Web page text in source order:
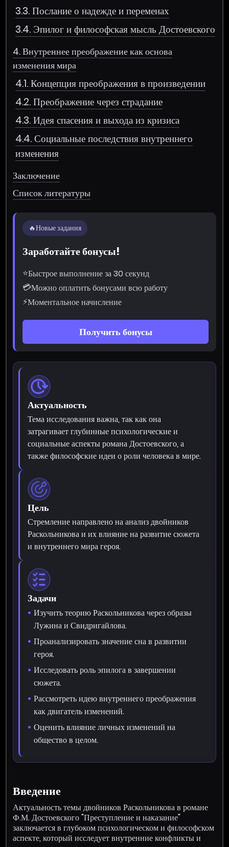
3.3. Послание о надежде и переменах
3.4. Эпилог и философская мысль Достоевского
4. Внутреннее преображение как основа
изменения мира
4.1. Концепция преображения в произведении
4.2. Преображение через страдание
4.3. Идея спасения и выхода из кризиса
4.4. Социальные последствия внутреннего
изменения
Заключение
Список литературы
🔥Новые задания
Заработайте бонусы!
⭐Быстрое выполнение за 30 секунд
💳Можно оплатить бонусами всю работу
⚡Моментальное начисление
Получить бонусы
Актуальность
Тема исследования важна, так как она
затрагивает глубинные психологические и
социальные аспекты романа Достоевского, а
также философские идеи о роли человека в мире.
Цель
Стремление направлено на анализ двойников
Раскольникова и их влияние на развитие сюжета
и внутреннего мира героя.
Задачи
Изучить теорию Раскольникова через образы
Лужина и Свидригайлова.
Проанализировать значение сна в развитии
героя.
Исследовать роль эпилога в завершении
сюжета.
Рассмотреть идею внутреннего преображения
как двигатель изменений.
Оценить влияние личных изменений на
общество в целом.
Введение
Актуальность темы двойников Раскольникова в романе
Ф.М. Достоевского "Преступление и наказание"
заключается в глубоком психологическом и философском
аспекте, который исследует внутренние конфликты и